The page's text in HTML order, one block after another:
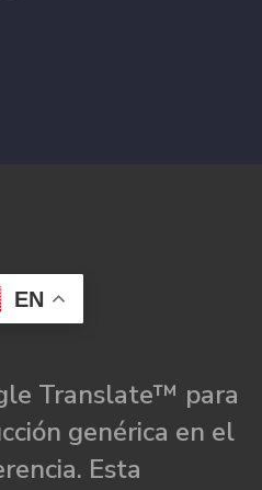
EN
Translate™ para
genérica en el
Esta